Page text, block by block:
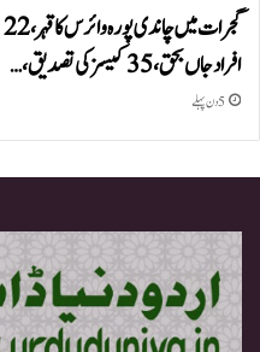
گجرات میں چاندی پورہ وائرس کا قہر، 22
افراد جاں بحق، 35 کیسز کی تصدیق،…
5 دن پہلے